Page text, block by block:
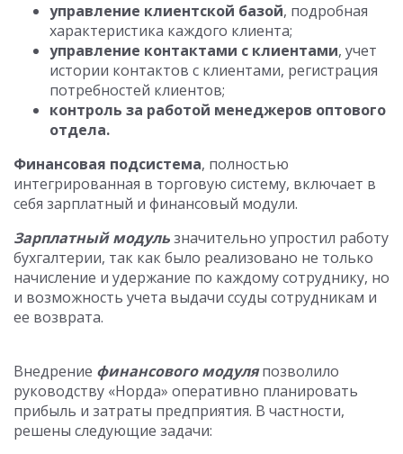
управление клиентской базой, подробная
характеристика каждого клиента;
управление контактами с клиентами, учет
истории контактов с клиентами, регистрация
потребностей клиентов;
контроль за работой менеджеров оптового
отдела.
Финансовая подсистема, полностью
интегрированная в торговую систему, включает в
себя зарплатный и финансовый модули.
Зарплатный модульзначительно упростил работу
бухгалтерии, так как было реализовано не только
начисление и удержание по каждому сотруднику, но
и возможность учета выдачи ссуды сотрудникам и
ее возврата.
Внедрение финансового модуляпозволило
руководству «Норда» оперативно планировать
прибыль и затраты предприятия. В частности,
решены следующие задачи: